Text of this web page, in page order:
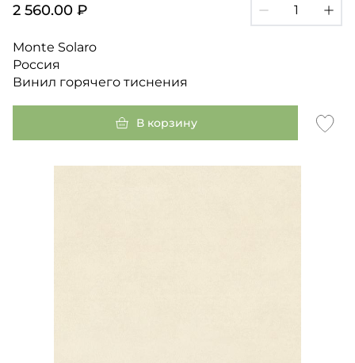
2 560.00 ₽
Monte Solaro
Россия
Винил горячего тиснения
В корзину